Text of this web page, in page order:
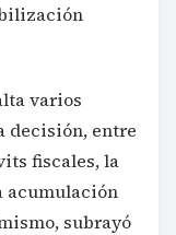
varios
decisión, entre
fiscales, la
acumulación
subrayó